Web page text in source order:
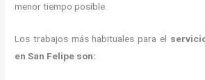
menor tiempo posible.
Los trabajos más habituales para el
en San Felipe son: